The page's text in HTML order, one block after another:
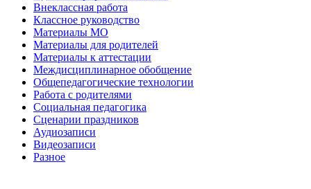
Внеклассная работа
Классное руководство
Материалы МО
Материалы для родителей
Материалы к аттестации
Междисциплинарное обобщение
Общепедагогические технологии
Работа с родителями
Социальная педагогика
Сценарии праздников
Аудиозаписи
Видеозаписи
Разное